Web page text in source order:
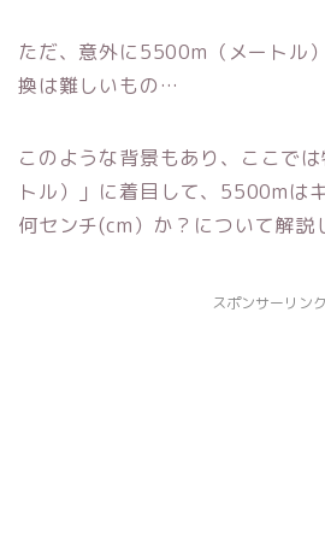
ただ、意外に5500m（メートル
換は難しいもの…
このような背景もあり、ここで
トル）」に着目して、5500mは
何センチ(cm）か？について解説
スポンサーリンク